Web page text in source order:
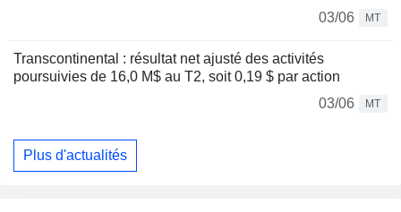
03/06
MT
Transcontinental : résultat net ajusté des activités
poursuivies de 16,0 M$ au T2, soit 0,19 $ par action
03/06
MT
Plus d'actualités